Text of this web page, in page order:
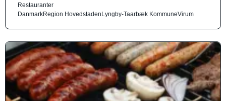
Restauranter
DanmarkRegion HovedstadenLyngby-Taarbæk KommuneVirum